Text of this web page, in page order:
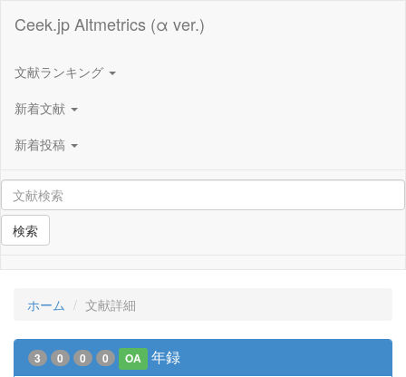
Ceek.jp Altmetrics (α ver.)
文献ランキング
新着文献
新着投稿
検索
ホーム 文献詳細
3 0 0 0 OA 年録